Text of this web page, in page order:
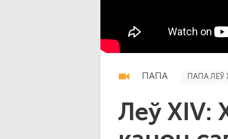
ПАПА ПАПА ЛЕЎ
Леў XIV: